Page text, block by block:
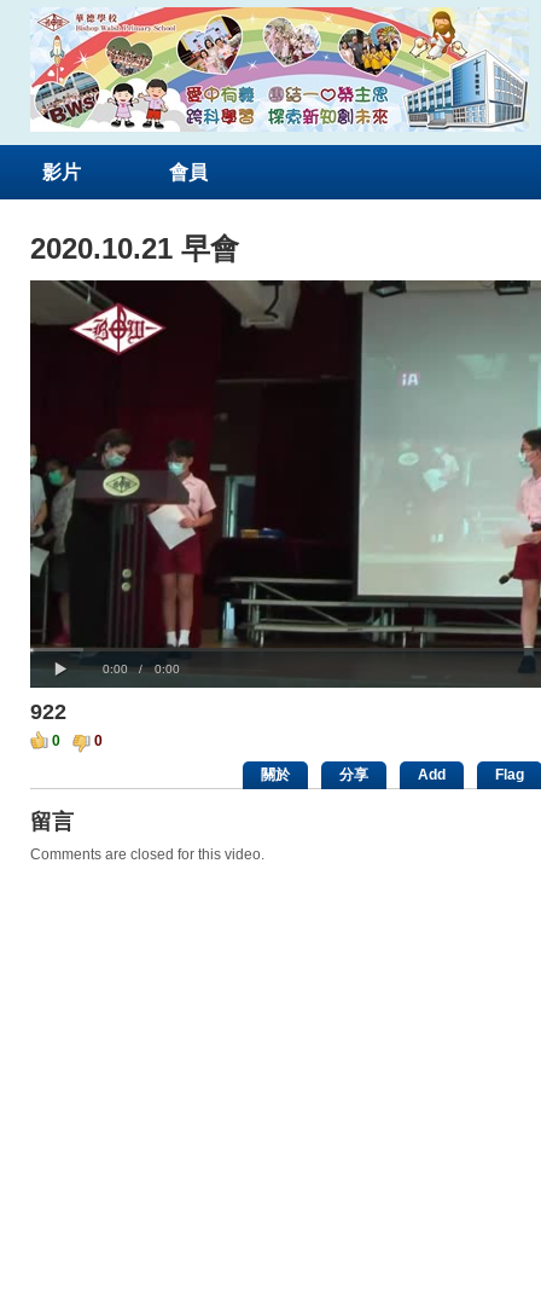
影片 會員
2020.10.21 早會
Current
0:00 / Duration
0:00
Loaded: 0%
Progress:
0%
00:00
922
0
0
關於
分享 Add Flag
留言
Comments are closed for this video.